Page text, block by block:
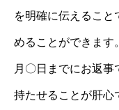
を明確に伝えること
めることができます
月〇日までにお返
持たせることが肝心